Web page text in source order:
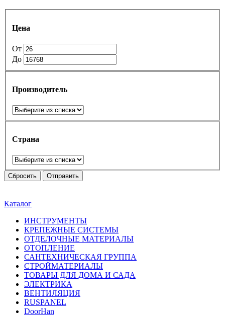
Цена
От
До
Производитель
Страна
Сбросить Отправить
Каталог
ИНСТРУМЕНТЫ
КРЕПЕЖНЫЕ СИСТЕМЫ
ОТДЕЛОЧНЫЕ МАТЕРИАЛЫ
ОТОПЛЕНИЕ
САНТЕХНИЧЕСКАЯ ГРУППА
СТРОЙМАТЕРИАЛЫ
ТОВАРЫ ДЛЯ ДОМА И САДА
ЭЛЕКТРИКА
ВЕНТИЛЯЦИЯ
RUSPANEL
DoorHan